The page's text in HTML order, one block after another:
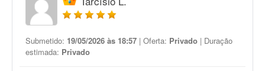
Submetido: 19/05/2026 às 18:57 | Oferta: Privado | Duração
estimada: Privado